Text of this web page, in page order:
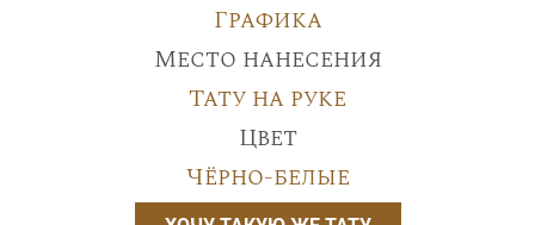
Графика
Место нанесения
Тату на руке
Цвет
Чёрно-белые